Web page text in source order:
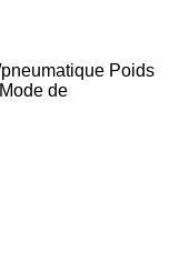
Poids
Mode de